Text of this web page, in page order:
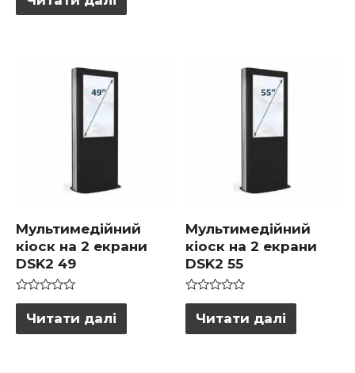
з
Мультимедійний
кіоск на 2 екрани
DSK2 49
Оцінено
з
Читати далі
Мультимедійний
кіоск на 2 екрани
DSK2 55
Оцінено
з
Читати далі